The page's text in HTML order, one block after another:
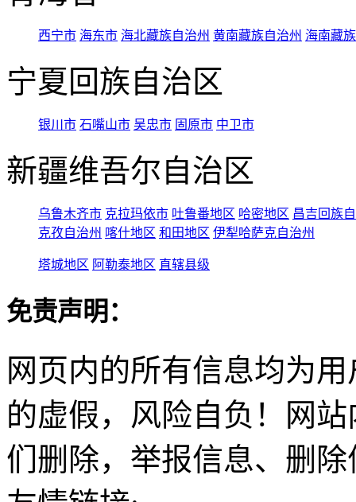
西宁市 海东市 海北藏族自治州 黄南藏族自治州 海南藏
宁夏回族自治区
银川市 石嘴山市 吴忠市 固原市 中卫市
新疆维吾尔自治区
乌鲁木齐市 克拉玛依市 吐鲁番地区 哈密地区 昌吉回族
克孜自治州 喀什地区 和田地区 伊犁哈萨克自治州
塔城地区 阿勒泰地区 直辖县级
免责声明：
网页内的所有信息均为
的虚假，风险自负！网
们删除，举报信息、删